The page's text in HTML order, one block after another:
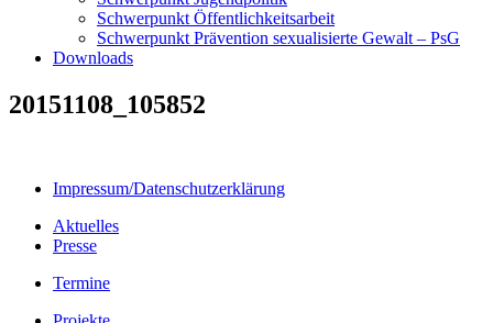
Schwerpunkt Öffentlichkeitsarbeit
Schwerpunkt Prävention sexualisierte Gewalt – PsG
Downloads
20151108_105852
Impressum/Datenschutzerklärung
Aktuelles
Presse
Termine